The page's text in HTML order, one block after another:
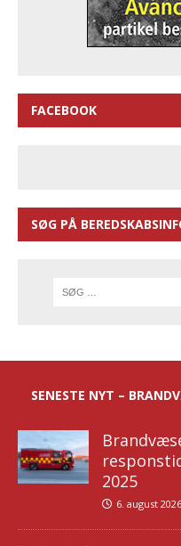
FACEBOOK
SØG PÅ
SENESTE NYT –
2025
6. august 2026